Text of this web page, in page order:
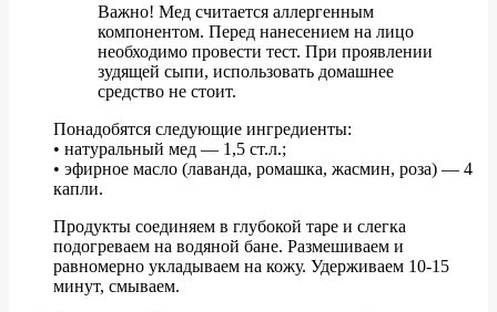
Важно! Мед считается аллергенным
компонентом. Перед нанесением на лицо
необходимо провести тест. При проявлении
зудящей сыпи, использовать домашнее
средство не стоит.
Понадобятся следующие ингредиенты:
• натуральный мед — 1,5 ст.л.;
• эфирное масло (лаванда, ромашка, жасмин, роза) — 4
капли.
Продукты соединяем в глубокой таре и слегка
подогреваем на водяной бане. Размешиваем и
равномерно укладываем на кожу. Удерживаем 10-15
минут, смываем.